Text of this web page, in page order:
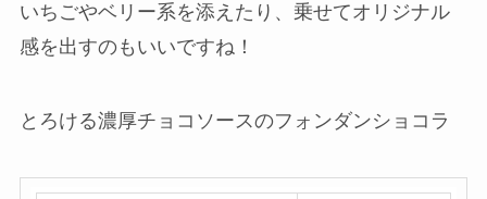
いちごやベリー系を添えたり、乗せてオリジナル
感を出すのもいいですね！
とろける濃厚チョコソースのフォンダンショコラ